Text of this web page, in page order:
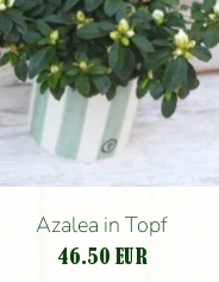
Azalea in Topf
46.50 EUR